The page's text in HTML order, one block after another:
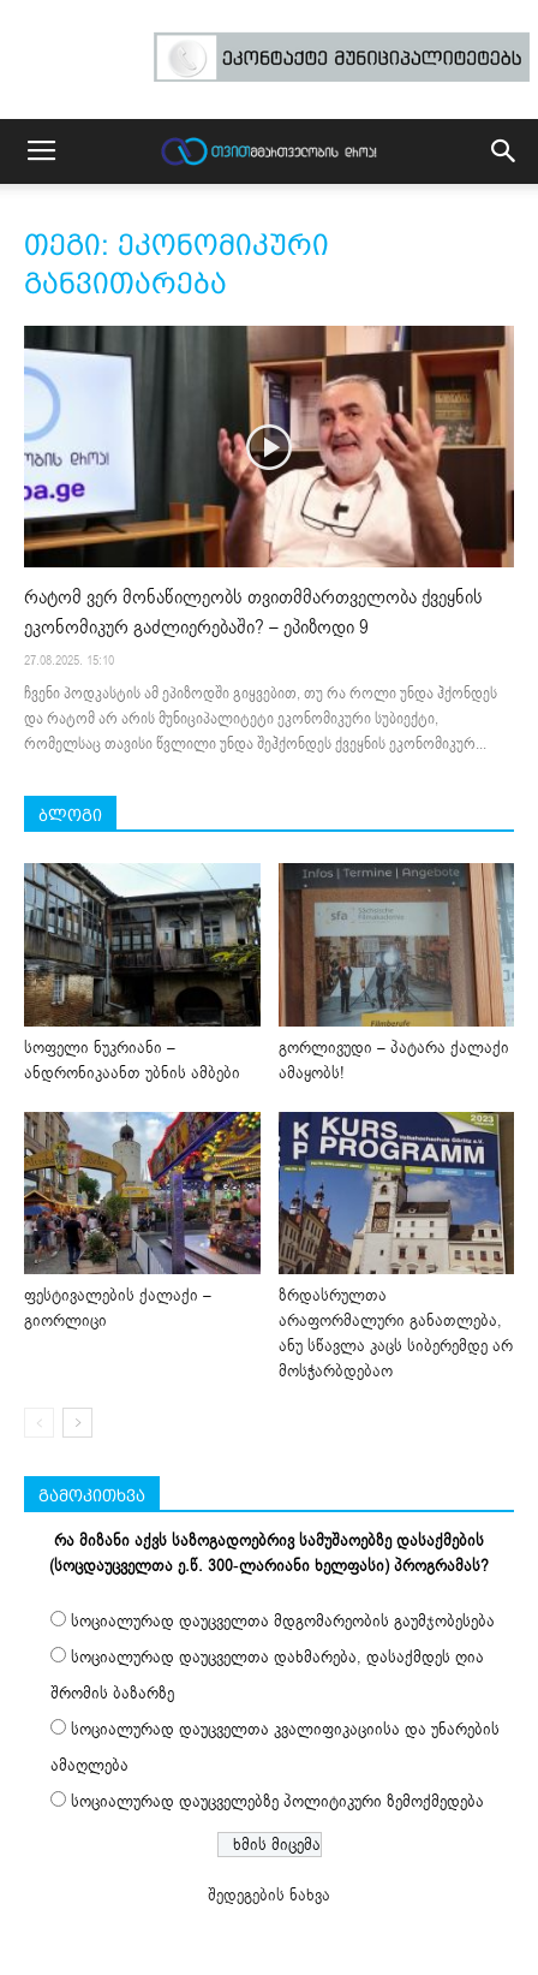
თეგი: ეკონომიკური
განვითარება
რატომ ვერ მონაწილეობს თვითმმართველობა ქვეყნის
ეკონომიკურ გაძლიერებაში? – ეპიზოდი 9
27.08.2025. 15:10
ჩვენი პოდკასტის ამ ეპიზოდში გიყვებით, თუ რა როლი უნდა ჰქონდეს
და რატომ არ არის მუნიციპალიტეტი ეკონომიკური სუბიექტი,
რომელსაც თავისი წვლილი უნდა შეჰქონდეს ქვეყნის ეკონომიკურ...
ბლოგი
სოფელი ნუკრიანი –
ანდრონიკაანთ უბნის ამბები
გორლივუდი – პატარა ქალაქი
ამაყობს!
ფესტივალების ქალაქი –
გიორლიცი
ზრდასრულთა
არაფორმალური განათლება,
ანუ სწავლა კაცს სიბერემდე არ
მოსჭარბდებაო
გამოკითხვა
რა მიზანი აქვს საზოგადოებრივ სამუშაოებზე დასაქმების
(სოცდაუცველთა ე.წ. 300-ლარიანი ხელფასი) პროგრამას?
სოციალურად დაუცველთა მდგომარეობის გაუმჯობესება
სოციალურად დაუცველთა დახმარება, დასაქმდეს ღია
შრომის ბაზარზე
სოციალურად დაუცველთა კვალიფიკაციისა და უნარების
ამაღლება
სოციალურად დაუცველებზე პოლიტიკური ზემოქმედება
შედეგების ნახვა